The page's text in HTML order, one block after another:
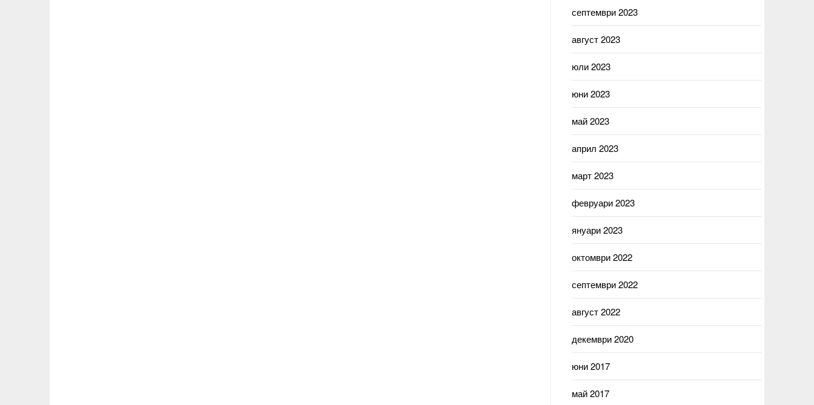
септември 2023
август 2023
юли 2023
юни 2023
май 2023
април 2023
март 2023
февруари 2023
януари 2023
октомври 2022
септември 2022
август 2022
декември 2020
юни 2017
май 2017